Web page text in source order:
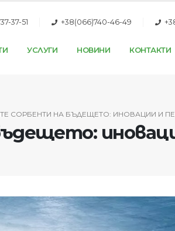
37-51 +38(066)740-46-49
УСЛУГИ НОВИНИ КОНТАКТИ
СОРБЕНТИ НА БЪДЕЩЕТО: ИНОВАЦИИ И